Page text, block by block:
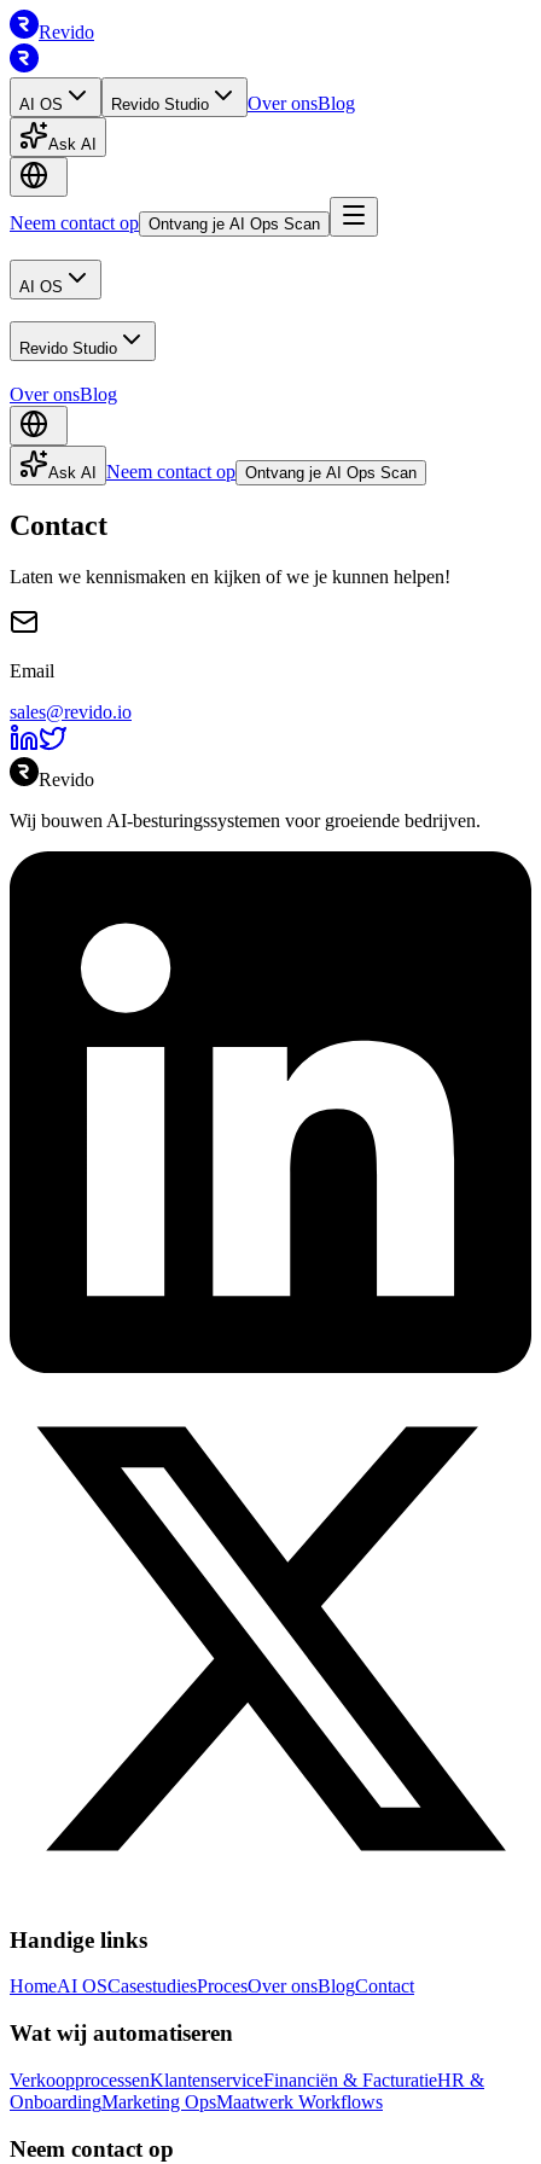
Revido
AI OS Revido Studio Over onsBlog
Ask AI
Neem contact op Ontvang je AI Ops Scan
AI OS
Revido Studio
Over onsBlog
Ask AI Neem contact op Ontvang je AI Ops Scan
Contact
Laten we kennismaken en kijken of we je kunnen helpen!
Email
sales@revido.io
Revido
Wij bouwen AI-besturingssystemen voor groeiende bedrijven.
Handige links
HomeAI OSCasestudiesProcesOver onsBlogContact
Wat wij automatiseren
VerkoopprocessenKlantenserviceFinanciën & FacturatieHR &
OnboardingMarketing OpsMaatwerk Workflows
Neem contact op